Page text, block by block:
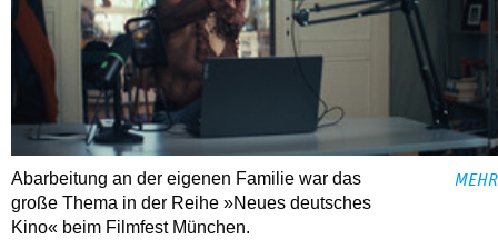
Abarbeitung an der eigenen Familie war das
große Thema in der Reihe »Neues deutsches
Kino« beim Filmfest München.
MEHR